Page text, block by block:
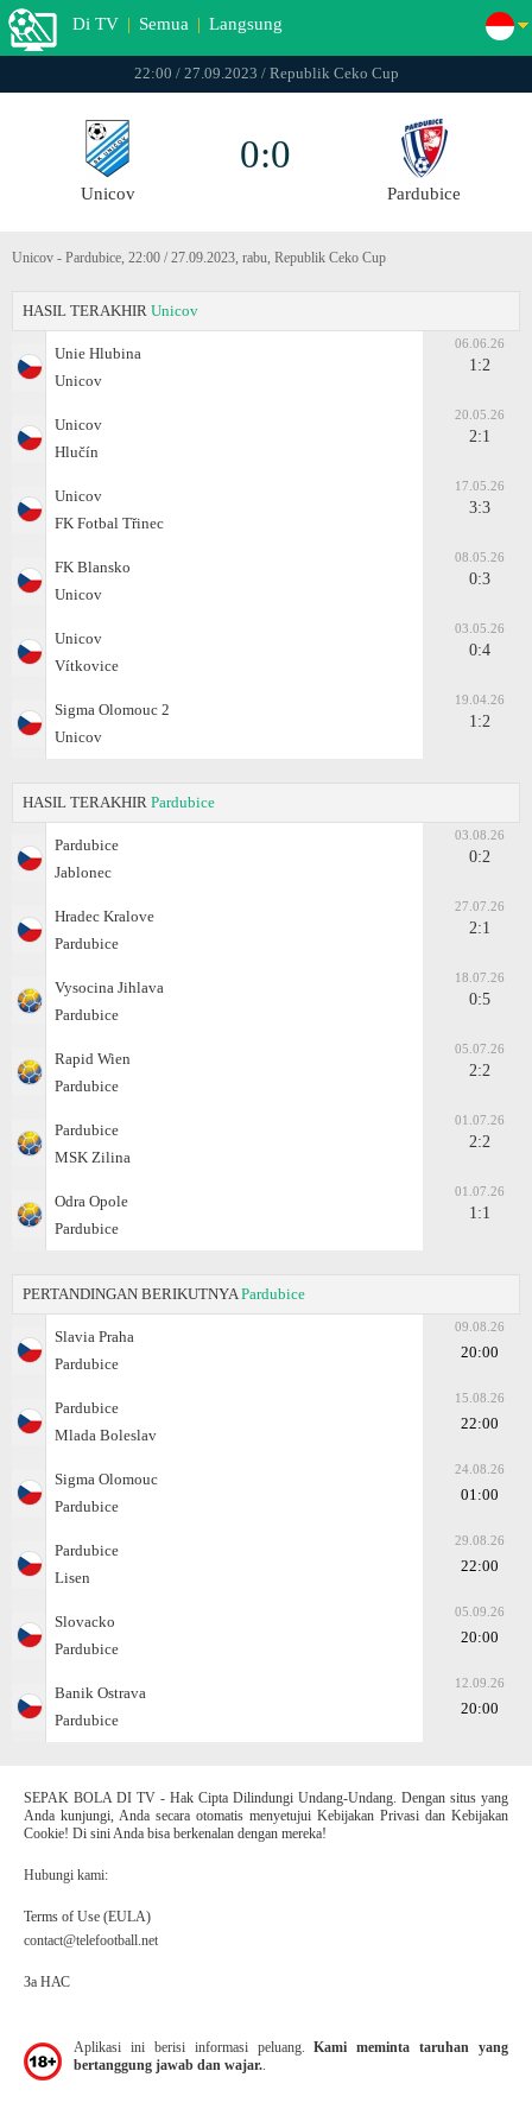
Di TV | Semua | Langsung
22:00 / 27.09.2023 / Republik Ceko Cup
Unicov
0:0
Pardubice
Unicov - Pardubice, 22:00 / 27.09.2023, rabu, Republik Ceko Cup
HASIL TERAKHIR Unicov
Unie Hlubina
Unicov
06.06.26
1:2
Unicov
Hlučín
20.05.26
2:1
Unicov
FK Fotbal Třinec
17.05.26
3:3
FK Blansko
Unicov
08.05.26
0:3
Unicov
Vítkovice
03.05.26
0:4
Sigma Olomouc 2
Unicov
19.04.26
1:2
HASIL TERAKHIR Pardubice
Pardubice
Jablonec
03.08.26
0:2
Hradec Kralove
Pardubice
27.07.26
2:1
Vysocina Jihlava
Pardubice
18.07.26
0:5
Rapid Wien
Pardubice
05.07.26
2:2
Pardubice
MSK Zilina
01.07.26
2:2
Odra Opole
Pardubice
01.07.26
1:1
PERTANDINGAN BERIKUTNYA Pardubice
Slavia Praha
Pardubice
09.08.26
20:00
Pardubice
Mlada Boleslav
15.08.26
22:00
Sigma Olomouc
Pardubice
24.08.26
01:00
Pardubice
Lisen
29.08.26
22:00
Slovacko
Pardubice
05.09.26
20:00
Banik Ostrava
Pardubice
12.09.26
20:00
SEPAK BOLA DI TV - Hak Cipta Dilindungi Undang-Undang. Dengan situs yang
Anda kunjungi, Anda secara otomatis menyetujui Kebijakan Privasi dan Kebijakan
Cookie! Di sini Anda bisa berkenalan dengan mereka!
Hubungi kami:
Terms of Use (EULA)
contact@telefootball.net
За НАС
Aplikasi ini berisi informasi peluang.Kami meminta taruhan yang
bertanggung jawab dan wajar.